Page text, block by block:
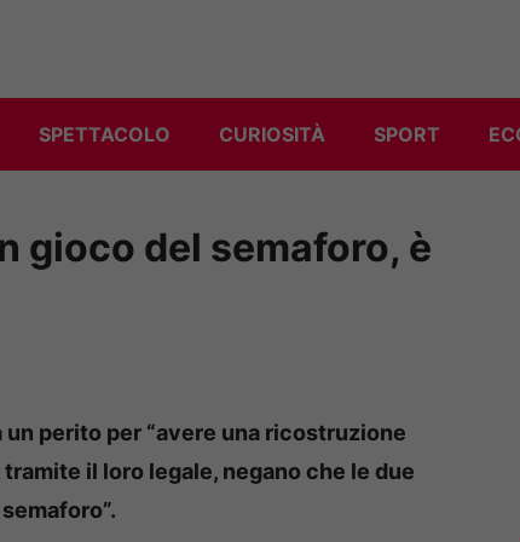
SPETTACOLO CURIOSITÀ SPORT
gioco del semaforo, è
perito per “avere una ricostruzione
il loro legale, negano che le due